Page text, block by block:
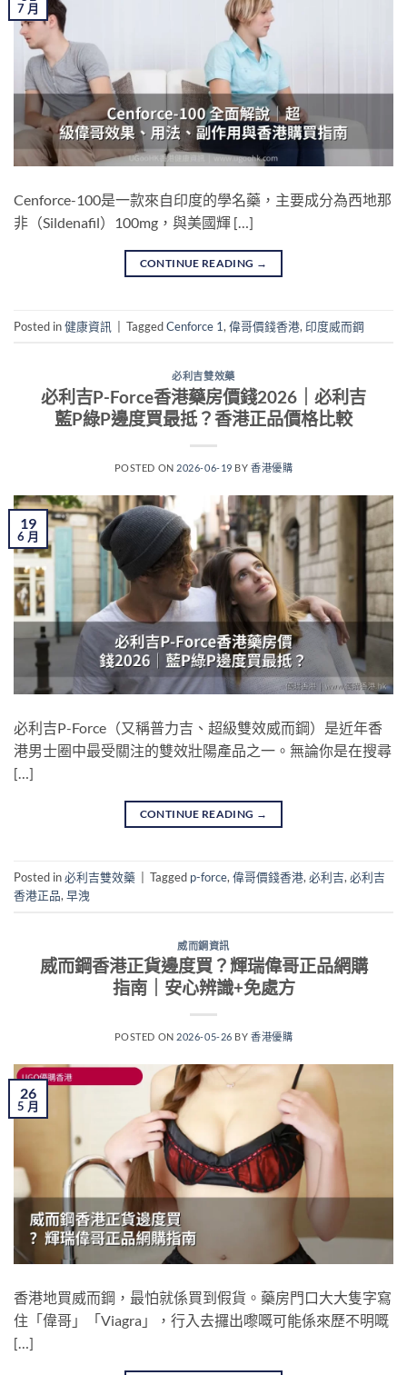
7 月
Cenforce-100是一款來自印度的學名藥，主要成分為西地那
非（Sildenafil）100mg，與美國輝 […]
CONTINUE READING →
Posted in健康資訊 TaggedCenforce 1, 偉哥價錢香港, 印度威而鋼
必利吉雙效藥
必利吉P-Force香港藥房價錢2026｜必利吉
藍P綠P邊度買最抵？香港正品價格比較
POSTED ON 2026-06-19 BY香港優購
19
6 月
必利吉P-Force（又稱普力吉、超級雙效威而鋼）是近年香
港男士圈中最受關注的雙效壯陽產品之一。無論你是在搜尋
[…]
CONTINUE READING →
Posted in必利吉雙效藥 Tagged p-force, 偉哥價錢香港, 必利吉, 必利吉
香港正品, 早洩
威而鋼資訊
威而鋼香港正貨邊度買？輝瑞偉哥正品網購
指南｜安心辨識+免處方
POSTED ON 2026-05-26 BY香港優購
26
5 月
香港地買威而鋼，最怕就係買到假貨。藥房門口大大隻字寫
住「偉哥」「Viagra」，行入去攞出嚟嘅可能係來歷不明嘅
[…]